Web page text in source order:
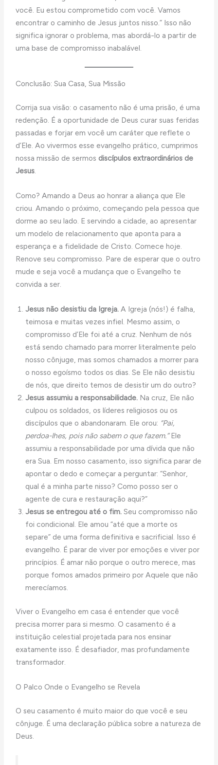
você. Eu estou comprometido com você. Vamos
encontrar o caminho de Jesus juntos nisso.” Isso não
significa ignorar o problema, mas abordá-lo a partir de
uma base de compromisso inabalável.
Conclusão: Sua Casa, Sua Missão
Corrija sua visão: o casamento não é uma prisão, é uma
redenção. É a oportunidade de Deus curar suas feridas
passadas e forjar em você um caráter que reflete o
d’Ele. Ao vivermos esse evangelho prático, cumprimos
nossa missão de sermosdiscípulos extraordinários de
Jesus.
Como? Amando a Deus ao honrar a aliança que Ele
criou. Amando o próximo, começando pela pessoa que
dorme ao seu lado. E servindo a cidade, ao apresentar
um modelo de relacionamento que aponta para a
esperança e a fidelidade de Cristo. Comece hoje.
Renove seu compromisso. Pare de esperar que o outro
mude e seja você a mudança que o Evangelho te
convida a ser.
Jesus não desistiu da Igreja. A Igreja (nós!) é falha,
teimosa e muitas vezes infiel. Mesmo assim, o
compromisso d’Ele foi até a cruz. Nenhum de nós
está sendo chamado para morrer literalmente pelo
nosso cônjuge, mas somos chamados a morrer para
o nosso egoísmo todos os dias. Se Ele não desistiu
de nós, que direito temos de desistir um do outro?
Jesus assumiu a responsabilidade. Na cruz, Ele não
culpou os soldados, os líderes religiosos ou os
discípulos que o abandonaram. Ele orou: “Pai,
perdoa-lhes, pois não sabem o que fazem.”Ele
assumiu a responsabilidade por uma dívida que não
era Sua. Em nosso casamento, isso significa parar de
apontar o dedo e começar a perguntar: “Senhor,
qual é a minha parte nisso? Como posso ser o
agente de cura e restauração aqui?”
Jesus se entregou até o fim. Seu compromisso não
foi condicional. Ele amou “até que a morte os
separe” de uma forma definitiva e sacrificial. Isso é
evangelho. É parar de viver por emoções e viver por
princípios. É amar não porque o outro merece, mas
porque fomos amados primeiro por Aquele que não
merecíamos.
Viver o Evangelho em casa é entender que você
precisa morrer para si mesmo. O casamento é a
instituição celestial projetada para nos ensinar
exatamente isso. É desafiador, mas profundamente
transformador.
O Palco Onde o Evangelho se Revela
O seu casamento é muito maior do que você e seu
cônjuge. É uma declaração pública sobre a natureza de
Deus.